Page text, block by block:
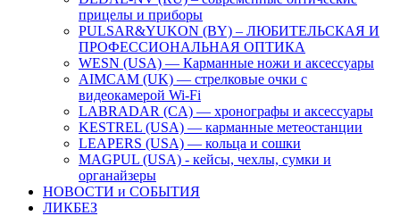
прицелы и приборы
PULSAR&YUKON (BY) – ЛЮБИТЕЛЬСКАЯ И
ПРОФЕССИОНАЛЬНАЯ ОПТИКА
WESN (USA) — Карманные ножи и аксессуары
AIMCAM (UK) — стрелковые очки с
видеокамерой Wi-Fi
LABRADAR (CA) — хронографы и аксессуары
KESTREL (USA) — карманные метеостанции
LEAPERS (USA) — кольца и сошки
MAGPUL (USA) - кейсы, чехлы, сумки и
органайзеры
НОВОСТИ и СОБЫТИЯ
ЛИКБЕЗ